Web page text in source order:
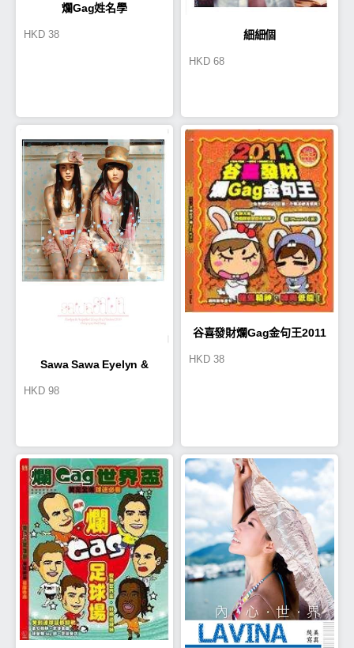
爛Gag姓名學
HKD 38 細細個
HKD 68
Sawa Sawa Eyelyn &
HKD 98
谷喜發財爛Gag金句王2011
HKD 38